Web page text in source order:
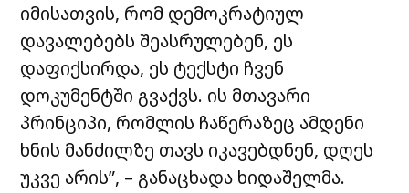
იმისათვის, რომ დემოკრატიულ
დავალებებს შეასრულებენ, ეს
დაფიქსირდა, ეს ტექსტი ჩვენ
დოკუმენტში გვაქვს. ის მთავარი
პრინციპი, რომლის ჩაწერაზეც ამდენი
ხნის მანძილზე თავს იკავებდნენ, დღეს
უკვე არის”, – განაცხადა ხიდაშელმა.